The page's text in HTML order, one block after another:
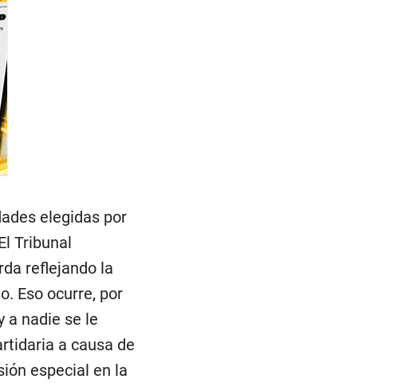
elegidas por
Tribunal
reflejando la
Eso ocurre, por
a nadie se le
a causa de
especial en la